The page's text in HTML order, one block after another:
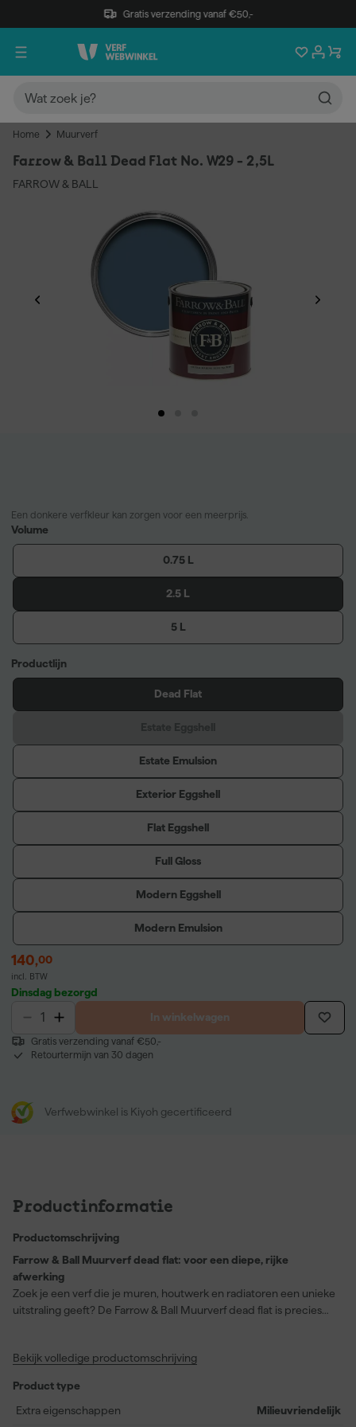
Gratis verzending vanaf €50,-
Home Muurverf
Farrow & Ball Dead Flat No. W29 - 2,5L
FARROW & BALL
Een donkere verfkleur kan zorgen voor een meerprijs.
Volume
0.75 L
2.5 L
5 L
Productlijn
Dead Flat
Estate Emulsion
Exterior Eggshell
Flat Eggshell
Full Gloss
Modern Eggshell
Modern Emulsion
140,00
incl. BTW
Dinsdag bezorgd
In winkelwagen
Gratis verzending vanaf €50,-
Retourtermijn van 30 dagen
Verfwebwinkel is Kiyoh gecertificeerd
Productinformatie
Productomschrijving
Farrow & Ball Muurverf dead flat: voor een diepe, rijke
afwerking
Zoek je een verf die je muren, houtwerk en radiatoren een unieke
uitstraling geeft? De Farrow & Ball Muurverf dead flat is precies
rijke kleur die je ruimte instant transformeert. Geschikt voor
gemakkelijk aan te brengen met een airless spuitapparatuur,
kwast of viltroller. Met zijn geurarme en milieuvriendelijke
Bekijk volledige productomschrijving
Product type
Extra eigenschappen
Milieuvriendelijk